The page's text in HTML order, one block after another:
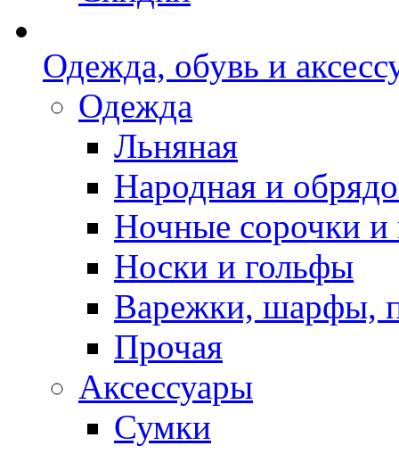
Одежда, обувь и
Одежда
Льняная
Народная и
Ночные сорочки
Носки и гольфы
Варежки, шарфы,
Прочая
Аксессуары
Сумки